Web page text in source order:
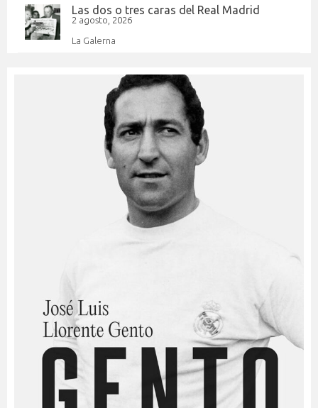
Las dos o tres caras del Real Madrid
2 agosto, 2026
La Galerna